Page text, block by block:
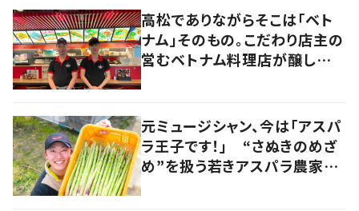
高松でありながらそこは「ベト
ナム」そのもの。こだわり店主の
営むベトナム料理店が醸し出す
元ミュージシャン、今は「アスパ
ラ王子です！」 “さぬきのめざ
め”を扱う若きアスパラ農家の